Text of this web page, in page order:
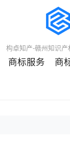
构卓知产-赣州知识
商标服务 商